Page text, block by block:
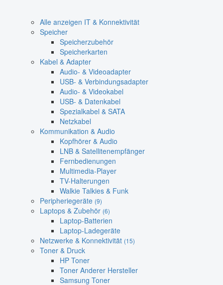
Alle anzeigen IT & Konnektivität
Speicher
Speicherzubehör
Speicherkarten
Kabel & Adapter
Audio- & Videoadapter
USB- & Verbindungsadapter
Audio- & Videokabel
USB- & Datenkabel
Spezialkabel & SATA
Netzkabel
Kommunikation & Audio
Kopfhörer & Audio
LNB & Satellitenempfänger
Fernbedienungen
Multimedia-Player
TV-Halterungen
Walkie Talkies & Funk
Peripheriegeräte (9)
Laptops & Zubehör (6)
Laptop-Batterien
Laptop-Ladegeräte
Netzwerke & Konnektivität (15)
Toner & Druck
HP Toner
Toner Anderer Hersteller
Samsung Toner